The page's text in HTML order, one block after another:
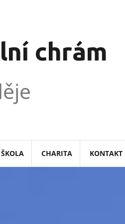
chrám
CHARITA KONTAKT